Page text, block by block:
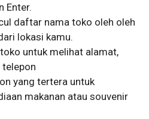
Enter.
daftar nama toko oleh oleh
lokasi kamu.
untuk melihat alamat,
telepon
yang tertera untuk
makanan atau souvenir